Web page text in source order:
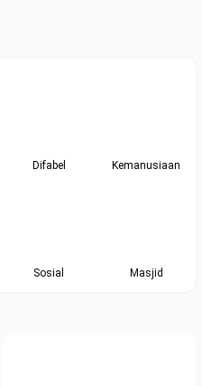
Difabel Kemanusiaan
Sosial Masjid